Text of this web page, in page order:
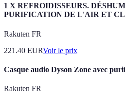
1 X REFROIDISSEURS.
PURIFICATION DE L'AIR ET
Rakuten FR
221.40 EURVoir le prix
Casque audio Dyson Zone avec
Rakuten FR